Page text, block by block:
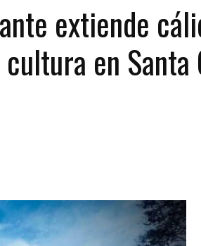
extiende
en Santa